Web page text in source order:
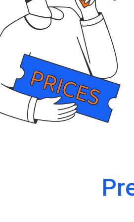
Mejora la interacción
WhatsApp
RCS Messaging
Descubre la
próximageneración con
Voice (VoIP
Un centro VoIP global
de